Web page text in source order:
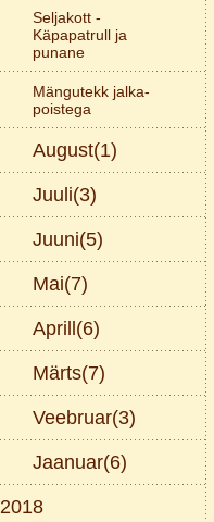
Seljakott -
Käpapatrull ja
punane
Mängutekk jalka-
poistega
August(1)
Juuli(3)
Juuni(5)
Mai(7)
Aprill(6)
Märts(7)
Veebruar(3)
Jaanuar(6)
2018